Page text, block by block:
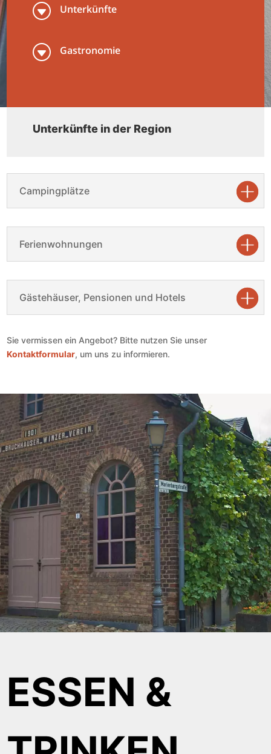
G Unterkünfte
G Gastronomie
Unterkünfte in der Region
Campingplätze
Ferienwohnungen
Gästehäuser, Pensionen und Hotels
Sie vermissen ein Angebot? Bitte nutzen Sie unser
Kontaktformular, um uns zu informieren.
ESSEN &